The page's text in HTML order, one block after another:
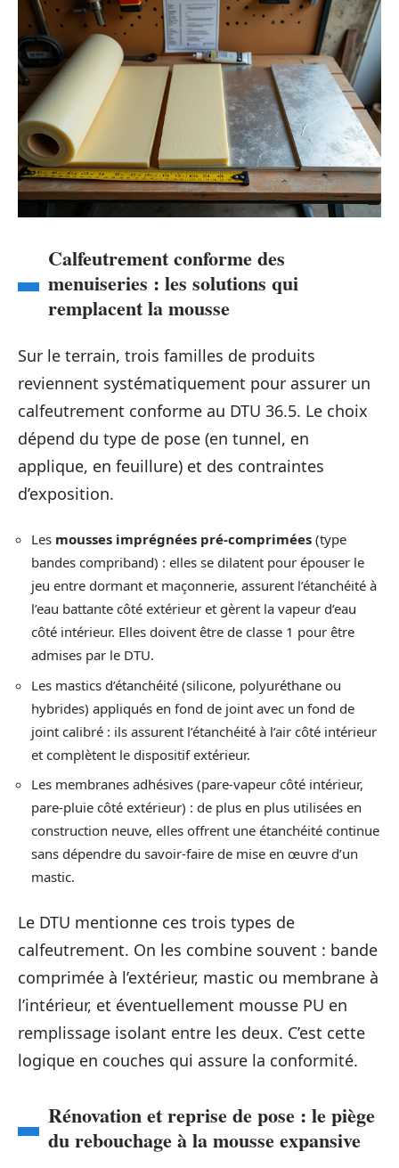
Calfeutrement conforme des
menuiseries : les solutions qui
remplacent la mousse
Sur le terrain, trois familles de produits
reviennent systématiquement pour assurer un
calfeutrement conforme au DTU 36.5. Le choix
dépend du type de pose (en tunnel, en
applique, en feuillure) et des contraintes
d’exposition.
Les mousses imprégnées pré-comprimées (type
bandes compriband) : elles se dilatent pour épouser le
jeu entre dormant et maçonnerie, assurent l’étanchéité à
l’eau battante côté extérieur et gèrent la vapeur d’eau
côté intérieur. Elles doivent être de classe 1 pour être
admises par le DTU.
Les mastics d’étanchéité (silicone, polyuréthane ou
hybrides) appliqués en fond de joint avec un fond de
joint calibré : ils assurent l’étanchéité à l’air côté intérieur
et complètent le dispositif extérieur.
Les membranes adhésives (pare-vapeur côté intérieur,
pare-pluie côté extérieur) : de plus en plus utilisées en
construction neuve, elles offrent une étanchéité continue
sans dépendre du savoir-faire de mise en œuvre d’un
mastic.
Le DTU mentionne ces trois types de
calfeutrement. On les combine souvent : bande
comprimée à l’extérieur, mastic ou membrane à
l’intérieur, et éventuellement mousse PU en
remplissage isolant entre les deux. C’est cette
logique en couches qui assure la conformité.
Rénovation et reprise de pose : le piège
du rebouchage à la mousse expansive